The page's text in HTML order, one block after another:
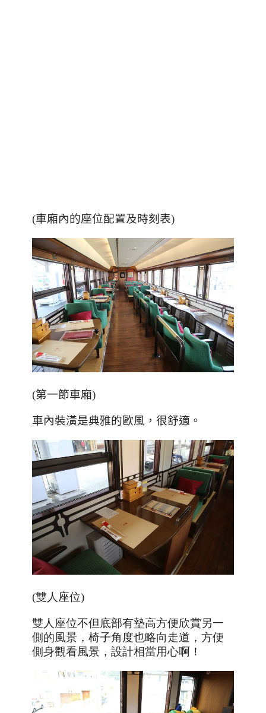
(車廂內的座位配置及時刻表)
(第一節車廂)
車內裝潢是典雅的歐風，很舒適。
(雙人座位)
雙人座位不但底部有墊高方便欣賞另一
側的風景，椅子角度也略向走道，方便
側身觀看風景，設計相當用心啊！